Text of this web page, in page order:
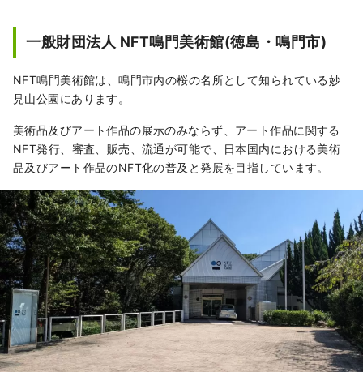
余点を、陶板で原寸大に再現。美術教
最適の施設です。
※画像は大塚国際美術館の展示作品を
撮影したものです。
一般財団法人 NFT鳴門美術館(徳島・鳴門市)
NFT鳴門美術館は、鳴門市内の桜の名所として知られている妙
見山公園にあります。
美術品及びアート作品の展示のみならず、アート作品に関する
NFT発行、審査、販売、流通が可能で、日本国内における美術
品及びアート作品のNFT化の普及と発展を目指しています。